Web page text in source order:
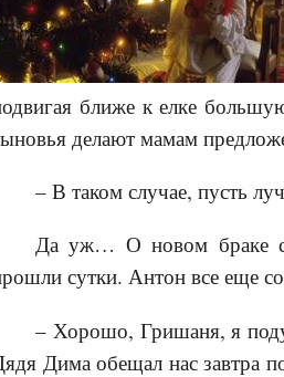
ближе к елке
делают мамам
– В таком случае, пусть
Да уж… О новом браке
сутки. Антон все еще
– Хорошо, Гришаня, я
Дима обещал нас завтра